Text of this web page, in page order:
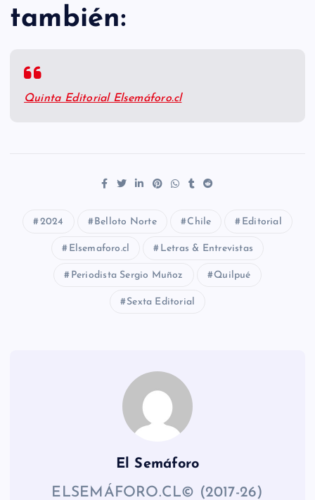
también:
Quinta Editorial Elsemáforo.cl
2024 Belloto Norte Chile Editorial
Elsemaforo.cl Letras & Entrevistas
Periodista Sergio Muñoz Quilpué
Sexta Editorial
El Semáforo
ELSEMÁFORO.CL© (2017-26)